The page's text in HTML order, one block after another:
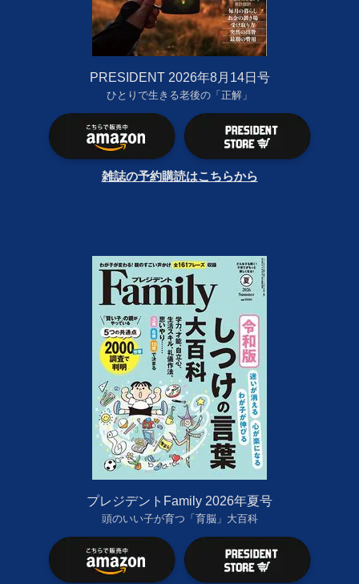
PRESIDENT 2026年8月14日号
ひとりで生きる老後の「正解」
雑誌の予約購読はこちらから
プレジデントFamily 2026年夏号
頭のいい子が育つ「育脳」大百科